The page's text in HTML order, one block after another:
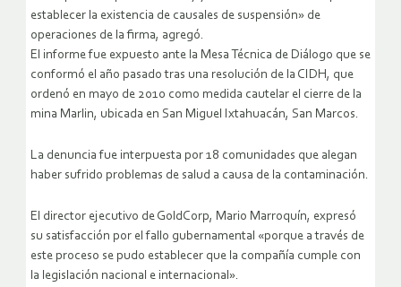
establecer la existencia de causales de suspensión» de
operaciones de la firma, agregó.
El informe fue expuesto ante la Mesa Técnica de Diálogo que se
conformó el año pasado tras una resolución de la CIDH, que
ordenó en mayo de 2010 como medida cautelar el cierre de la
mina Marlin, ubicada en San Miguel Ixtahuacán, San Marcos.
La denuncia fue interpuesta por 18 comunidades que alegan
haber sufrido problemas de salud a causa de la contaminación.
El director ejecutivo de GoldCorp, Mario Marroquín, expresó
su satisfacción por el fallo gubernamental «porque a través de
este proceso se pudo establecer que la compañía cumple con
la legislación nacional e internacional».